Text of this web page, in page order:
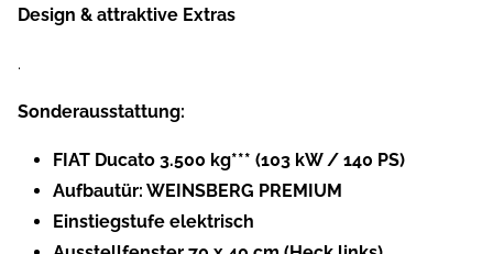
Design & attraktive Extras
.
Sonderausstattung:
FIAT Ducato 3.500 kg*** (103 kW / 140 PS)
Aufbautür: WEINSBERG PREMIUM
Einstiegstufe elektrisch